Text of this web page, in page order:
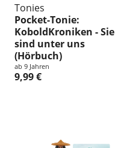
Tonies
Pocket-Tonie:
KoboldKroniken - Sie
sind unter uns
(Hörbuch)
ab 9 Jahren
9,99 €